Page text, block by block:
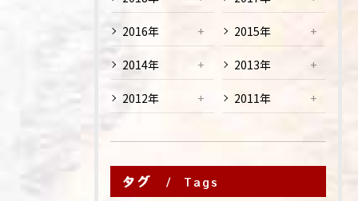
2016年 2015年
2014年 2013年
2012年 2011年
タグ Tags